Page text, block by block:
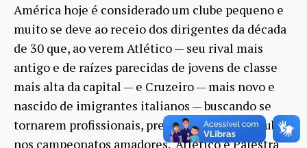
América hoje é considerado um clube pequeno e
muito se deve ao receio dos dirigentes da década
de 30 que, ao verem Atlético — seu rival mais
antigo e de raízes parecidas de jovens de classe
mais alta da capital — e Cruzeiro — mais novo e
nascido de imigrantes italianos — buscando se
tornarem profissionais, preferem manter o clube
nos campeonatos amadores. "Atlético e Palestra